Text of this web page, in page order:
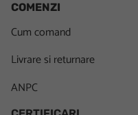
COMENZI
Cum comand
Livrare si returnare
ANPC